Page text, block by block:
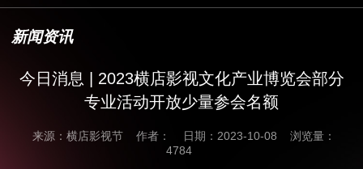
新闻资讯
今日消息 | 2023横店影视文化产业博览会部分
专业活动开放少量参会名额
来源：横店影视节 作者： 日期：2023-10-08
浏览量：
4784